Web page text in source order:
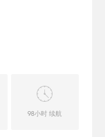
98小时 续航